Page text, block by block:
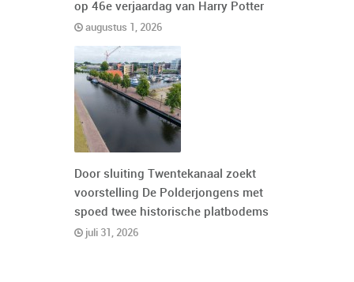
op 46e verjaardag van Harry Potter
augustus 1, 2026
Door sluiting Twentekanaal zoekt
voorstelling De Polderjongens met
spoed twee historische platbodems
juli 31, 2026